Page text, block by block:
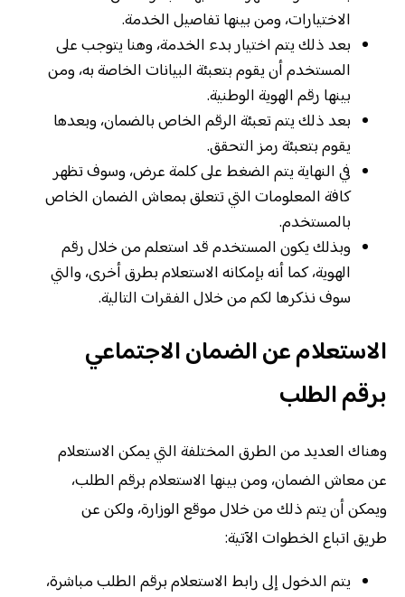
الاختيارات، ومن بينها تفاصيل الخدمة.
بعد ذلك يتم اختيار بدء الخدمة، وهنا يتوجب على
المستخدم أن يقوم بتعبئة البيانات الخاصة به، ومن
بينها رقم الهوية الوطنية.
بعد ذلك يتم تعبئة الرقم الخاص بالضمان، وبعدها
يقوم بتعبئة رمز التحقق.
في النهاية يتم الضغط على كلمة عرض، وسوف تظهر
كافة المعلومات التي تتعلق بمعاش الضمان الخاص
بالمستخدم.
وبذلك يكون المستخدم قد استعلم من خلال رقم
الهوية، كما أنه بإمكانه الاستعلام بطرق أخرى، والتي
سوف نذكرها لكم من خلال الفقرات التالية.
الاستعلام عن الضمان الاجتماعي
برقم الطلب
وهناك العديد من الطرق المختلفة التي يمكن الاستعلام
عن معاش الضمان، ومن بينها الاستعلام برقم الطلب،
ويمكن أن يتم ذلك من خلال موقع الوزارة، ولكن عن
طريق اتباع الخطوات الآتية:
يتم الدخول إلى رابط الاستعلام برقم الطلب مباشرة،